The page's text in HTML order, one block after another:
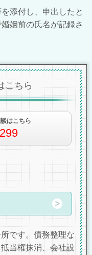
添付し、申出したと
姻前の氏名が記録さ
こちら
はこちら
です。債務整理な
当権抹消、会社設